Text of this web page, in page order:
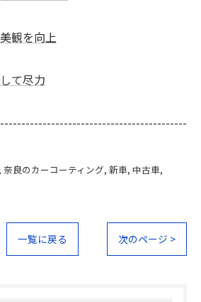
観を向上
て尽力
奈良のカーコーティング 新車 中古車
一覧に戻る 次のページ >